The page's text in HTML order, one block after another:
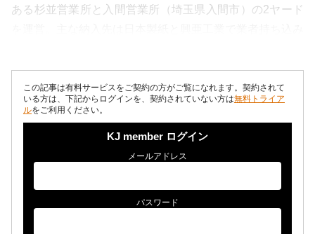
ある杉並営業所と入間営業所（埼玉県入間市）の2ヤード
この記事は有料サービスをご契約の方がご覧になれます。契約されて
いる方は、下記からログインを、契約されていない方は無料トライア
ルをご利用ください。
KJ member ログイン
メールアドレス
パスワード